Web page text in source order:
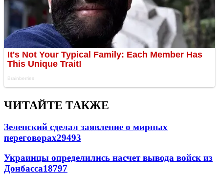
ЧИТАЙТЕ ТАКЖЕ
Зеленский сделал заявление о мирных
переговорах29493
Украинцы определились насчет вывода войск из
Донбасса18797